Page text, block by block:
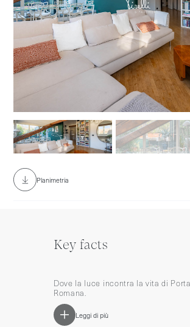
No items found.
Planimetria
Key facts
Dove la luce incontra la vita di Porta
Romana.
Leggi di più